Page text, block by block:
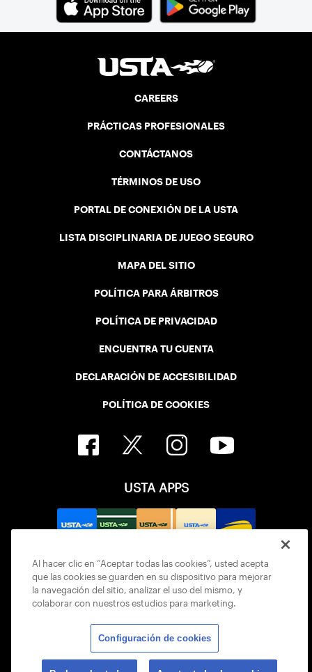
CAREERS
PRÁCTICAS PROFESIONALES
CONTÁCTANOS
TÉRMINOS DE USO
PORTAL DE CONEXIÓN DE LA USTA
LISTA DISCIPLINARIA DE JUEGO SEGURO
MAPA DEL SITIO
POLÍTICA PARA ÁRBITROS
POLÍTICA DE PRIVACIDAD
ENCUENTRA TU CUENTA
DECLARACIÓN DE ACCESIBILIDAD
POLÍTICA DE COOKIES
USTA APPS
© 2026 USTA ALL RIGHTS RESERVED
Al hacer clic en “Aceptar todas las cookies”, usted acepta
que las cookies se guarden en su dispositivo para mejorar
la navegación del sitio, analizar el uso del mismo, y
colaborar con nuestros estudios para marketing.
Configuración de cookies